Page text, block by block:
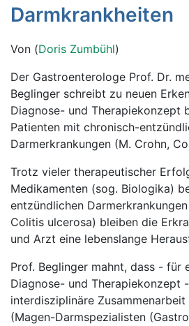
Untersuchungen
News
Ratgeber
Rubriken
Darmkrankheiten
Von (Doris Zumbühl)
Der Gastroenterologe Prof. Dr.
Beglinger schreibt zu neuen
Diagnose- und Therapiekonzept
Patienten mit chronisch-
Darmerkrankungen (M. Crohn,
Trotz vieler therapeutischer
Medikamenten (sog. Biologika)
entzündlichen
Colitis ulcerosa) bleiben die
und Arzt eine lebenslange
Prof. Beglinger mahnt, dass - für
Diagnose- und Therapiekonzept
interdisziplinäre
(Magen-Darmspezialisten